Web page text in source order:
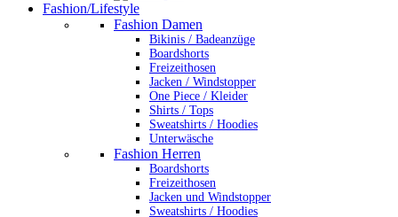
Fashion/Lifestyle
Fashion Damen
Bikinis / Badeanzüge
Boardshorts
Freizeithosen
Jacken / Windstopper
One Piece / Kleider
Shirts / Tops
Sweatshirts / Hoodies
Unterwäsche
Fashion Herren
Boardshorts
Freizeithosen
Jacken und Windstopper
Sweatshirts / Hoodies